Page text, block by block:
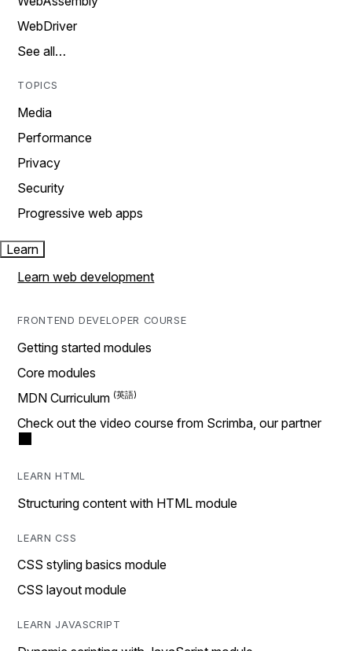
WebDriver
See all…
TOPICS
Media
Performance
Privacy
Security
Progressive web apps
Learn
Learn web development
FRONTEND DEVELOPER COURSE
Getting started modules
Core modules
MDN Curriculum
Check out the video course from Scrimba, our partner
LEARN HTML
Structuring content with HTML module
LEARN CSS
CSS styling basics module
CSS layout module
LEARN JAVASCRIPT